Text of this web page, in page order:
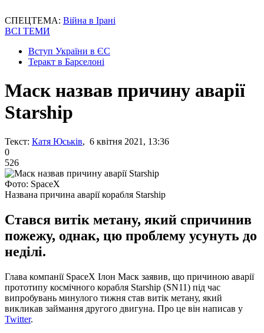
СПЕЦТЕМА: Війна в Ірані
ВСІ ТЕМИ
Вступ України в ЄС
Теракт в Барселоні
Маск назвав причину аварії
Starship
Текст: Катя Юськів, 6 квітня 2021, 13:36
0
526
Фото: SpaceX
Названа причина аварії корабля Starship
Стався витік метану, який спричинив
пожежу, однак, цю проблему усунуть до
неділі.
Глава компанії SpaceX Ілон Маск заявив, що причиною аварії
прототипу космічного корабля Starship (SN11) під час
випробувань минулого тижня став витік метану, який
викликав займання другого двигуна. Про це він написав у
Twitter.